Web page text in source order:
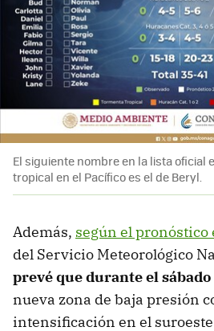
El siguiente nombre en la lista oficial
tropical en el Pacífico es el de Beryl.
Además, según el
del Servicio Meteorológico
prevé que durante el sábado
nueva zona de baja presión
intensificación en el suroeste